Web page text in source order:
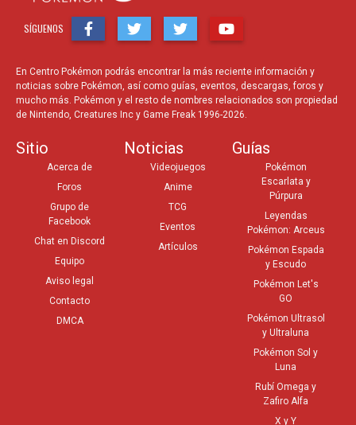
SÍGUENOS
En Centro Pokémon podrás encontrar la más reciente información y
noticias sobre Pokémon, así como guías, eventos, descargas, foros y
mucho más. Pokémon y el resto de nombres relacionados son propiedad
de Nintendo, Creatures Inc y Game Freak 1996-2026.
Sitio
Acerca de
Foros
Grupo de
Facebook
Chat en Discord
Equipo
Aviso legal
Contacto
DMCA
Noticias
Videojuegos
Anime
TCG
Eventos
Artículos
Guías
Pokémon
Escarlata y
Púrpura
Leyendas
Pokémon: Arceus
Pokémon Espada
y Escudo
Pokémon Let's
GO
Pokémon Ultrasol
y Ultraluna
Pokémon Sol y
Luna
Rubí Omega y
Zafiro Alfa
X y Y